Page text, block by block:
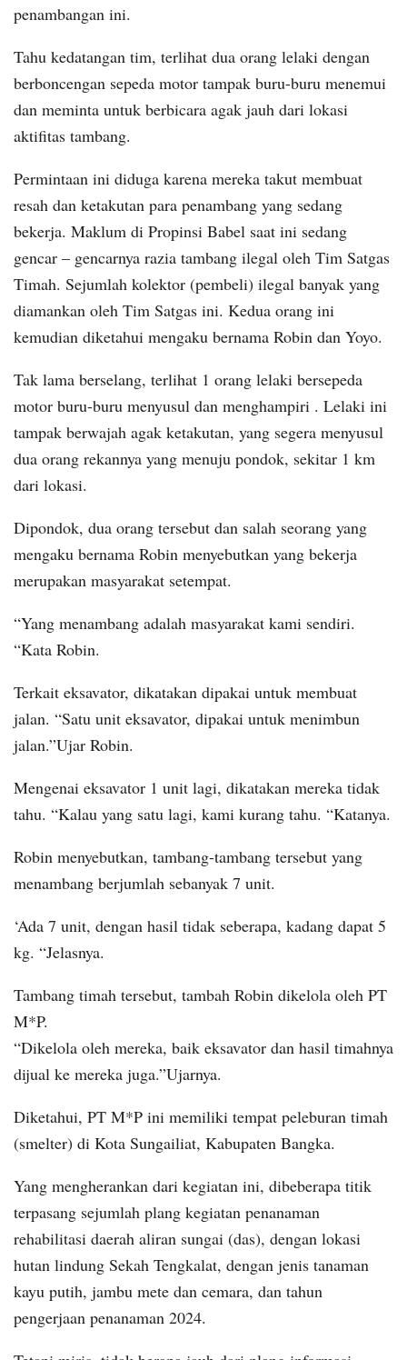
penambangan ini.
Tahu kedatangan tim, terlihat dua orang lelaki dengan
berboncengan sepeda motor tampak buru-buru menemui
dan meminta untuk berbicara agak jauh dari lokasi
aktifitas tambang.
Permintaan ini diduga karena mereka takut membuat
resah dan ketakutan para penambang yang sedang
bekerja. Maklum di Propinsi Babel saat ini sedang
gencar – gencarnya razia tambang ilegal oleh Tim Satgas
Timah. Sejumlah kolektor (pembeli) ilegal banyak yang
diamankan oleh Tim Satgas ini. Kedua orang ini
kemudian diketahui mengaku bernama Robin dan Yoyo.
Tak lama berselang, terlihat 1 orang lelaki bersepeda
motor buru-buru menyusul dan menghampiri . Lelaki ini
tampak berwajah agak ketakutan, yang segera menyusul
dua orang rekannya yang menuju pondok, sekitar 1 km
dari lokasi.
Dipondok, dua orang tersebut dan salah seorang yang
mengaku bernama Robin menyebutkan yang bekerja
merupakan masyarakat setempat.
“Yang menambang adalah masyarakat kami sendiri.
“Kata Robin.
Terkait eksavator, dikatakan dipakai untuk membuat
jalan. “Satu unit eksavator, dipakai untuk menimbun
jalan.”Ujar Robin.
Mengenai eksavator 1 unit lagi, dikatakan mereka tidak
tahu. “Kalau yang satu lagi, kami kurang tahu. “Katanya.
Robin menyebutkan, tambang-tambang tersebut yang
menambang berjumlah sebanyak 7 unit.
‘Ada 7 unit, dengan hasil tidak seberapa, kadang dapat 5
kg. “Jelasnya.
Tambang timah tersebut, tambah Robin dikelola oleh PT
M*P.
“Dikelola oleh mereka, baik eksavator dan hasil timahnya
dijual ke mereka juga.”Ujarnya.
Diketahui, PT M*P ini memiliki tempat peleburan timah
(smelter) di Kota Sungailiat, Kabupaten Bangka.
Yang mengherankan dari kegiatan ini, dibeberapa titik
terpasang sejumlah plang kegiatan penanaman
rehabilitasi daerah aliran sungai (das), dengan lokasi
hutan lindung Sekah Tengkalat, dengan jenis tanaman
kayu putih, jambu mete dan cemara, dan tahun
pengerjaan penanaman 2024.